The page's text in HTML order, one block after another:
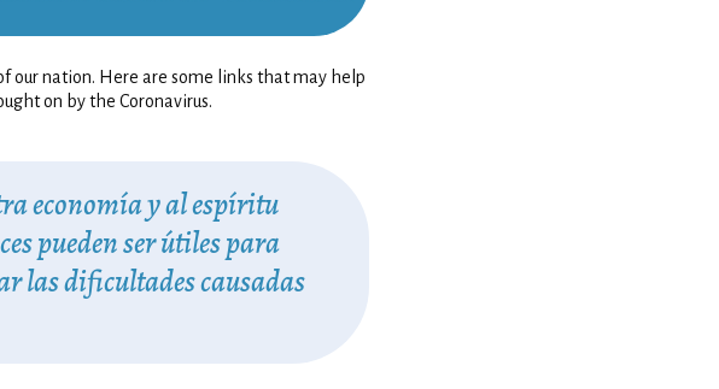
our nation. Here are some links that may help
on by the Coronavirus.
economía y al espíritu
pueden ser útiles para
las dificultades causadas